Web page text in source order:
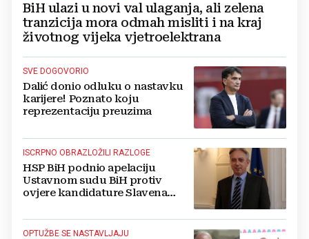
BiH ulazi u novi val ulaganja, ali zelena
tranzicija mora odmah misliti i na kraj
životnog vijeka vjetroelektrana
SVE DOGOVORIO
Dalić donio odluku o nastavku
karijere! Poznato koju
reprezentaciju preuzima
ISCRPNO OBRAZLOŽILI RAZLOGE
HSP BiH podnio apelaciju
Ustavnom sudu BiH protiv
ovjere kandidature Slavena
OPTUŽBE SE NASTAVLJAJU